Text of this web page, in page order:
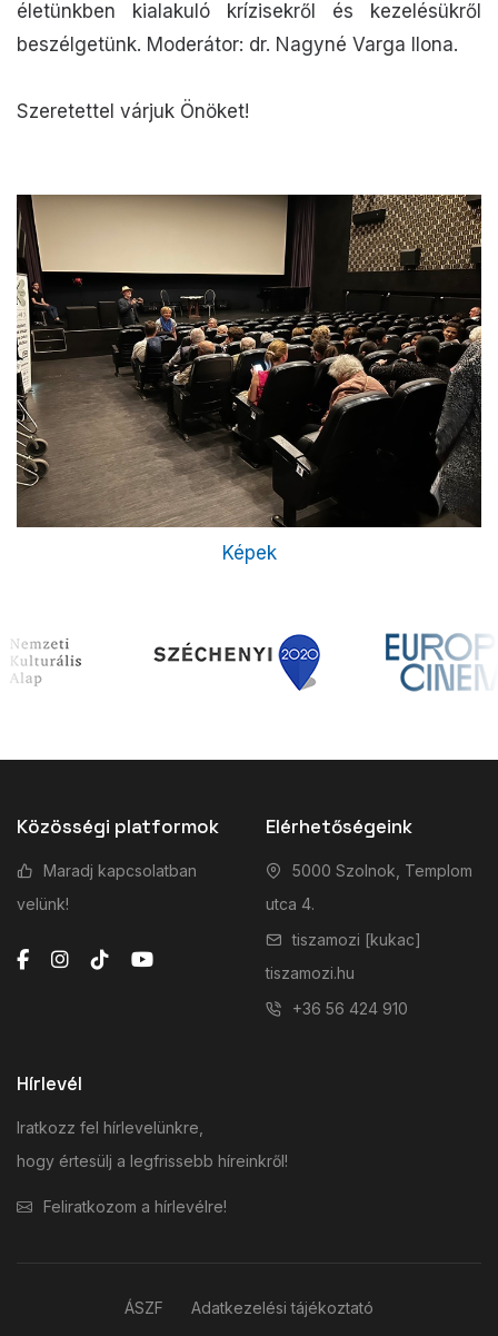
életünkben kialakuló krízisekről és kezelésükről
beszélgetünk. Moderátor: dr. Nagyné Varga Ilona.
Szeretettel várjuk Önöket!
Képek
Közösségi platformok
Maradj kapcsolatban
velünk!
Elérhetőségeink
5000 Szolnok, Templom
utca 4.
tiszamozi [kukac]
tiszamozi.hu
+36 56 424 910
Hírlevél
Iratkozz fel hírlevelünkre,
hogy értesülj a legfrissebb híreinkről!
Feliratkozom a hírlevélre!
ÁSZF Adatkezelési tájékoztató